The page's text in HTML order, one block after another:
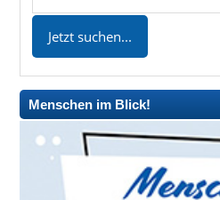
Menschen im Blick!